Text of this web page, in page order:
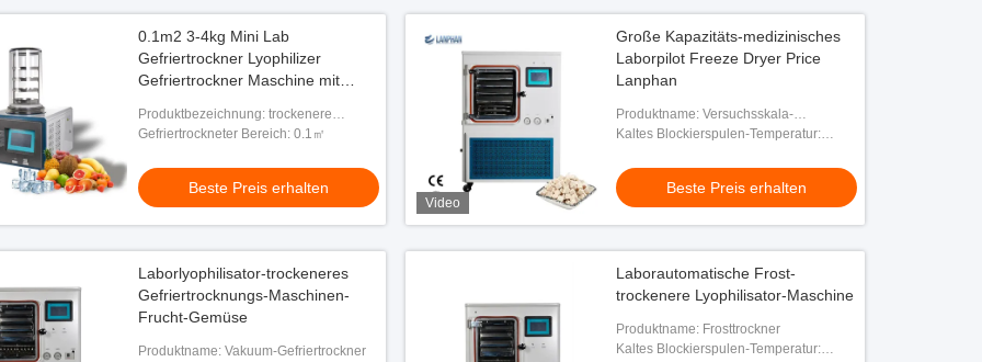
Trockner
0.1㎡
Preis erhalten
0.1m2 3-4kg Mini Lab
Gefriertrockner Lyophilizer
Gefriertrockner Maschine mit
Produktbezeichnung: trockenere
Maschine des Frostes
Gefriertrockneter Bereich: 0.1㎡
Beste Preis erhalten
Video
Große Kapazitäts-medizinisches
Laborpilot Freeze Dryer Price
Lanphan
Produktname: Versuchsskala-
Frosttrockner
Kaltes Blockierspulen-Temperatur:
Beste Preis erhalten
Laborlyophilisator-trockeneres
Gefriertrocknungs-Maschinen-
Frucht-Gemüse
Produktname: Vakuum-Gefriertrockner
Laborautomatische Frost-
trockenere Lyophilisator-Maschine
Produktname: Frosttrockner
Kaltes Blockierspulen-Temperatur: